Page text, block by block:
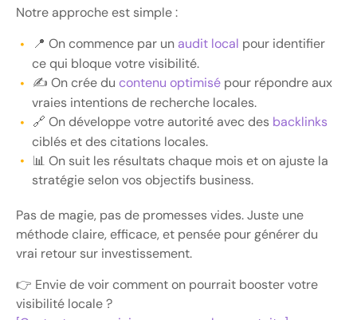
Notre approche est simple :
📍 On commence par un audit local pour identifier
ce qui bloque votre visibilité.
✍️ On crée du contenu optimisé pour répondre aux
vraies intentions de recherche locales.
🔗 On développe votre autorité avec des backlinks
ciblés et des citations locales.
📊 On suit les résultats chaque mois et on ajuste la
stratégie selon vos objectifs business.
Pas de magie, pas de promesses vides. Juste une
méthode claire, efficace, et pensée pour générer du
vrai retour sur investissement.
👉 Envie de voir comment on pourrait booster votre
visibilité locale ?